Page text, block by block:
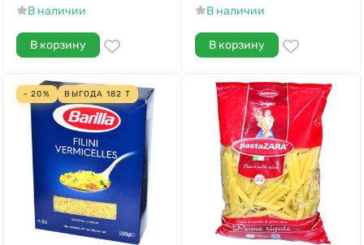
В наличии
В корзину
В наличии
В корзину
- 20% ВЫГОДА 182 Т